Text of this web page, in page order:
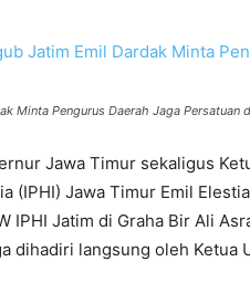
Minta Pengurus Daerah Jaga Persatuan
Jawa Timur sekaligus
(IPHI) Jawa Timur Emil
IPHI Jatim di Graha Bir Ali
dihadiri langsung oleh Ketua